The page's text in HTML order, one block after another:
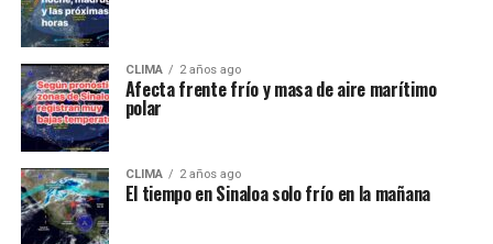
CLIMA 2 años ago
Afecta frente frío y masa de aire marítimo
polar
CLIMA 2 años ago
El tiempo en Sinaloa solo frío en la mañana